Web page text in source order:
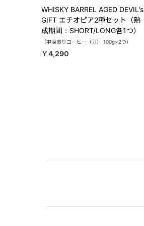
WHISKY BARREL AGED DEVIL's
GIFT エチオピア2種セット（熟
成期間：SHORT/LONG各1つ）
（中深煎りコーヒー（豆） 100g×2つ）
￥4,290